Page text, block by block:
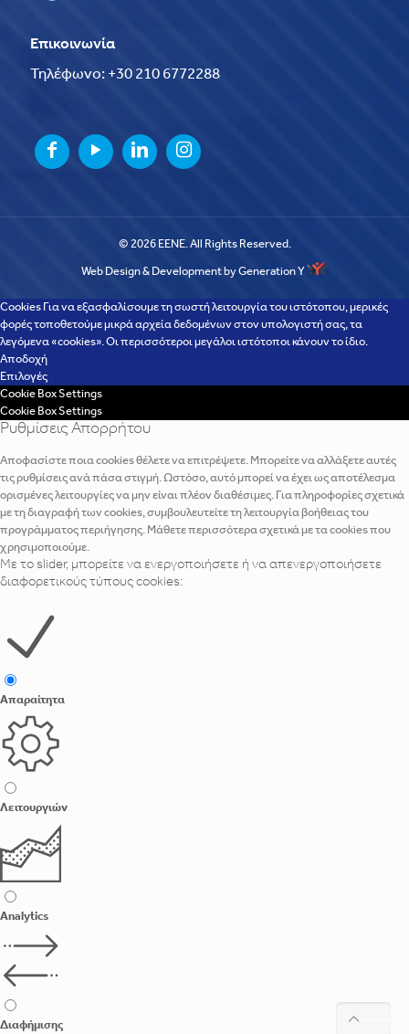
Επικοινωνία
Τηλέφωνο: +30 210 6772288
© 2026 EENE. All Rights Reserved.
Web Design & Development by Generation Y
Cookies Για να εξασφαλίσουμε τη σωστή λειτουργία του ιστότοπου, μερικές
φορές τοποθετούμε μικρά αρχεία δεδομένων στον υπολογιστή σας, τα
λεγόμενα «cookies». Οι περισσότεροι μεγάλοι ιστότοποι κάνουν το ίδιο.
Αποδοχή
Επιλογές
Cookie Box Settings
Cookie Box Settings
Ρυθμίσεις Απορρήτου
Αποφασίστε ποια cookies θέλετε να επιτρέψετε. Μπορείτε να αλλάξετε αυτές
τις ρυθμίσεις ανά πάσα στιγμή. Ωστόσο, αυτό μπορεί να έχει ως αποτέλεσμα
ορισμένες λειτουργίες να μην είναι πλέον διαθέσιμες. Για πληροφορίες σχετικά
με τη διαγραφή των cookies, συμβουλευτείτε τη λειτουργία βοήθειας του
προγράμματος περιήγησης. Μάθετε περισσότερα σχετικά με τα cookies που
χρησιμοποιούμε.
Με το slider, μπορείτε να ενεργοποιήσετε ή να απενεργοποιήσετε
διαφορετικούς τύπους cookies:
Απαραίτητα
Λειτουργιών
Analytics
Διαφήμισης